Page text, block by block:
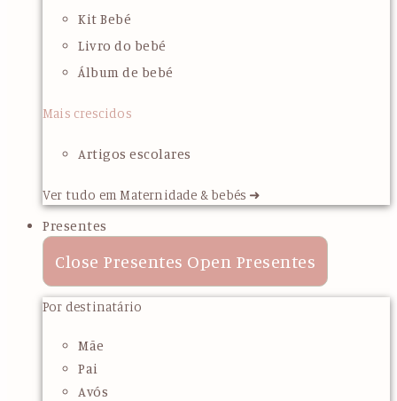
Kit Bebé
Livro do bebé
Álbum de bebé
Mais crescidos
Artigos escolares
Ver tudo em Maternidade & bebés ➜
Presentes
Close Presentes Open Presentes
Por destinatário
Mãe
Pai
Avós